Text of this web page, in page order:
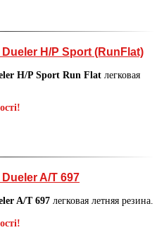
H/P Sport (RunFlat)
H/P Sport Run Flat легковая
A/T 697
A/T 697 легковая летняя резина.